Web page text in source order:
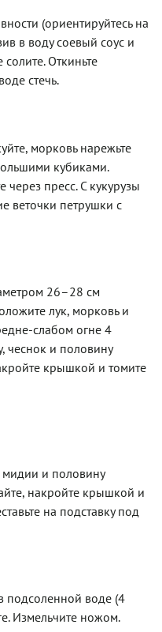
(ориентируйтесь на
в воду соевый соус и
Откиньте
стечь.
морковь нарежьте
кубиками.
через пресс. С кукурузы
веточки петрушки с
26–28 см
лук, морковь и
слабом огне 4
чеснок и половину
крышкой и томите
мидии и половину
накройте крышкой и
на подставку под
подсоленной воде (4
Измельчите ножом.